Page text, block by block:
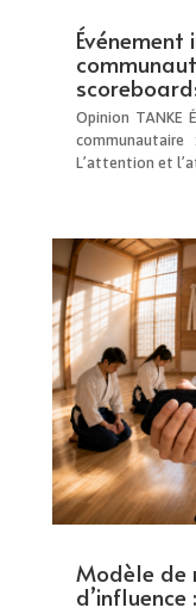
Opinion TANKE
L’attention et
Modèle de